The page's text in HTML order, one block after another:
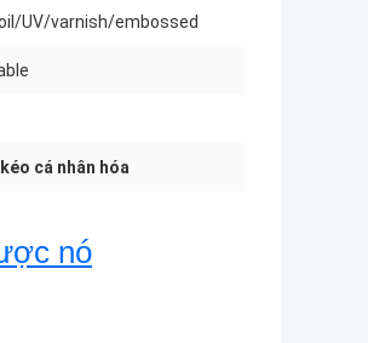
UV/varnish/embossed
cá nhân hóa
nó